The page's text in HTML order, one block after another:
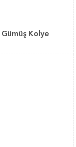
Gümüş Kolye